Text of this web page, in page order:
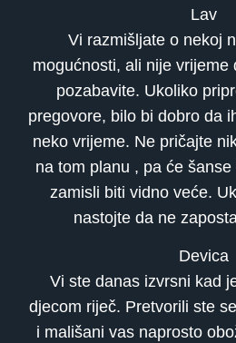
Lav
Vi razmišljate o nekoj
mogućnosti, ali nije vrijeme
pozabavite. Ukoliko
pregovore, bilo bi dobro da
neko vrijeme. Ne pričajte
na tom planu , pa će
zamisli biti vidno veće.
nastojte da ne
Devica
Vi ste danas izvrsni kad
djecom riječ. Pretvorili ste
i mališani vas naprosto